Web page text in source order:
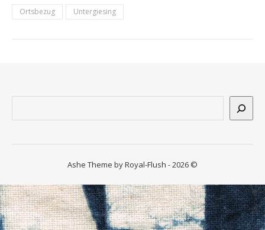
Ortsbezug Untergiesing
Suchen
Ashe Theme by Royal-Flush - 2026 ©